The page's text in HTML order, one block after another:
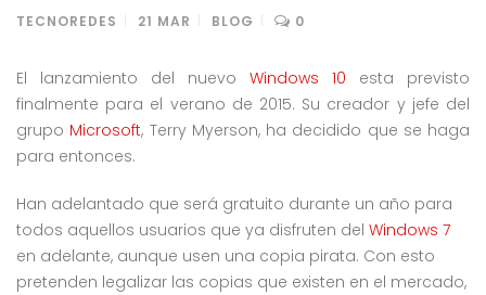
TECNOREDES 21 MAR BLOG 0
El lanzamiento del nuevo Windows 10 esta previsto
finalmente para el verano de 2015. Su creador y jefe del
grupo Microsoft, Terry Myerson, ha decidido que se haga
para entonces.
Han adelantado que será gratuito durante un año para
todos aquellos usuarios que ya disfruten del Windows 7
en adelante, aunque usen una copia pirata. Con esto
pretenden legalizar las copias que existen en el mercado,